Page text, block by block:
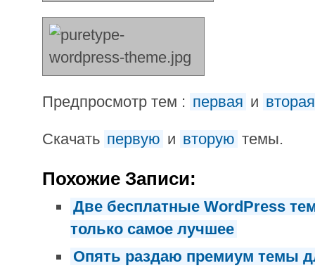
Предпросмотр тем : первая и вторая
Скачать первую и вторую темы.
Похожие Записи:
Две бесплатные WordPress
только самое лучшее
Опять раздаю премиум темы